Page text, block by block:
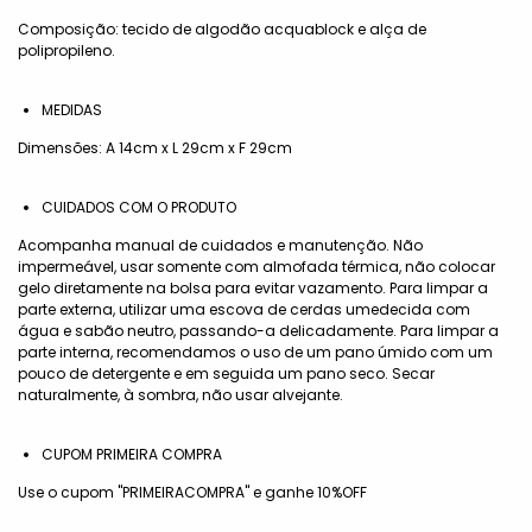
Composição: tecido de algodão acquablock e alça de
polipropileno.
MEDIDAS
Dimensões: A 14cm x L 29cm x F 29cm
CUIDADOS COM O PRODUTO
Acompanha manual de cuidados e manutenção. Não
impermeável, usar somente com almofada térmica, não colocar
gelo diretamente na bolsa para evitar vazamento. Para limpar a
parte externa, utilizar uma escova de cerdas umedecida com
água e sabão neutro, passando-a delicadamente. Para limpar a
parte interna, recomendamos o uso de um pano úmido com um
pouco de detergente e em seguida um pano seco. Secar
naturalmente, à sombra, não usar alvejante.
CUPOM PRIMEIRA COMPRA
Use o cupom "PRIMEIRACOMPRA" e ganhe 10%OFF